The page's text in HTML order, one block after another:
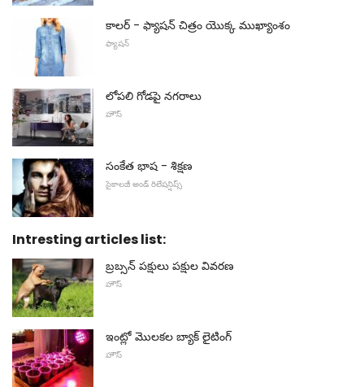
కాలర్ - ఫ్యాషన్ చిత్రం యొక్క ముఖ్యాంశం
ఫ్యాషన్
లోపలి గోడపై నగరాలు
హౌస్
సంకేత భాష - శిక్షణ
సైకాలజీ అండ్ రిలేషన్షిప్స్
Intresting articles list:
బ్రబ్సన్ పక్షులు పక్షుల వివరణ
హౌస్
ఇంట్లో మొలకల బ్యాక్ లైటింగ్
హౌస్